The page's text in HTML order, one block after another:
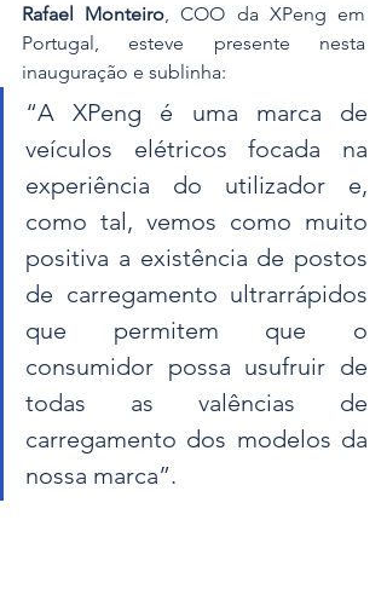
Rafael Monteiro , COO da XPeng em
Portugal, esteve presente nesta
inauguração e sublinha:
“A XPeng é uma marca de
veículos elétricos focada na
experiência do utilizador e,
como tal, vemos como muito
positiva a existência de postos
de carregamento ultrarrápidos
que permitem que o
consumidor possa usufruir de
todas as valências de
carregamento dos modelos da
nossa marca”.